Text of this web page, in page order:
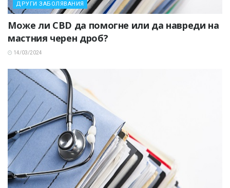
ДРУГИ ЗАБОЛЯВАНИЯ
Може ли CBD да помогне или да навреди на
мастния черен дроб?
14/03/2024